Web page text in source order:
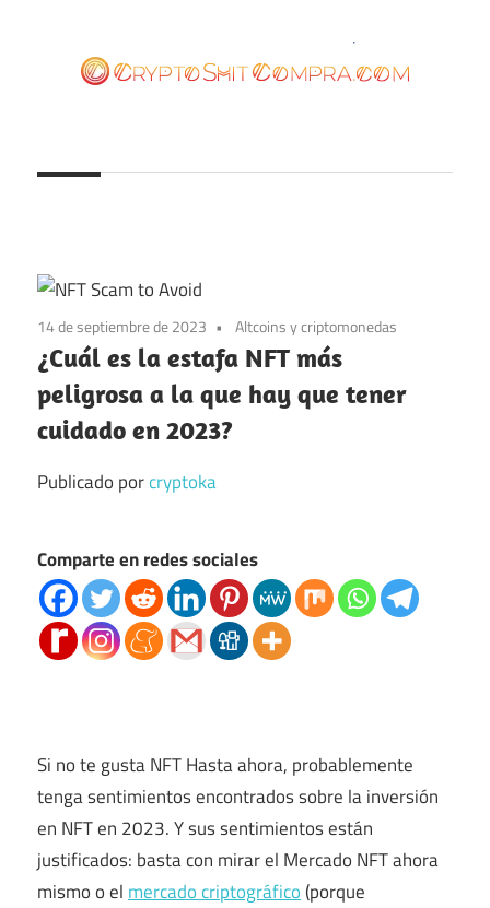
contenido
14 de septiembre de 2023 Altcoins y criptomonedas
¿Cuál es la estafa NFT más
peligrosa a la que hay que tener
cuidado en 2023?
Publicado porcryptoka
Comparte en redes sociales
Si no te gustaNFTHasta ahora, probablemente
tenga sentimientos encontrados sobre la inversión
en NFT en 2023. Y sus sentimientos están
justificados: basta con mirar el Mercado NFTahora
mismo o el mercado criptográfico(porque